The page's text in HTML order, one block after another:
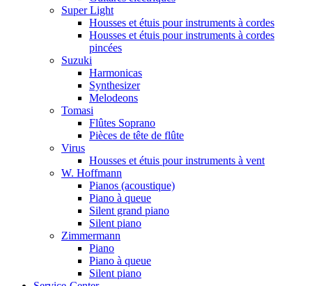
Super Light
Housses et étuis pour instruments à cordes
Housses et étuis pour instruments à cordes
pincées
Suzuki
Harmonicas
Synthesizer
Melodeons
Tomasi
Flûtes Soprano
Pièces de tête de flûte
Virus
Housses et étuis pour instruments à vent
W. Hoffmann
Pianos (acoustique)
Piano à queue
Silent grand piano
Silent piano
Zimmermann
Piano
Piano à queue
Silent piano